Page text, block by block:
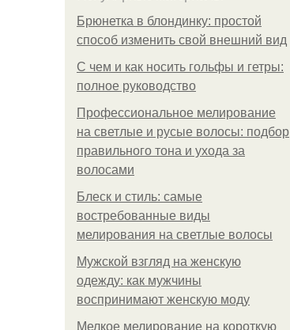
Брюнетка в блондинку: простой
способ изменить свой внешний вид
С чем и как носить гольфы и гетры:
полное руководство
Профессиональное мелирование
на светлые и русые волосы: подбор
правильного тона и ухода за
волосами
Блеск и стиль: самые
востребованные виды
мелирования на светлые волосы
Мужской взгляд на женскую
одежду: как мужчины
воспринимают женскую моду
Мелкое мелирование на короткую